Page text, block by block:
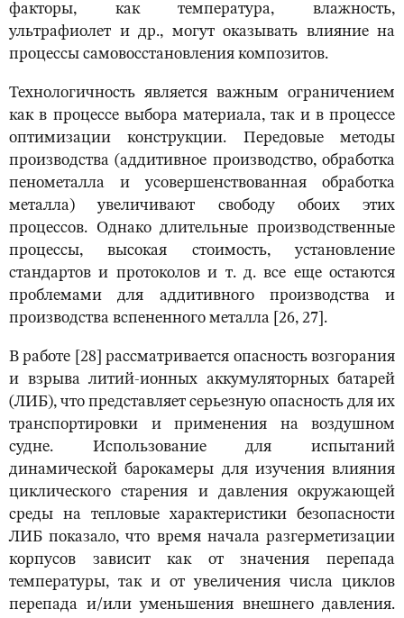
факторы, как температура, влажность,
ультрафиолет и др., могут оказывать влияние на
процессы самовосстановления композитов.
Технологичность является важным ограничением
как в процессе выбора материала, так и в процессе
оптимизации конструкции. Передовые методы
производства (аддитивное производство, обработка
пенометалла и усовершенствованная обработка
металла) увеличивают свободу обоих этих
процессов. Однако длительные производственные
процессы, высокая стоимость, установление
стандартов и протоколов и т. д. все еще остаются
проблемами для аддитивного производства и
производства вспененного металла [26, 27].
В работе [28] рассматривается опасность возгорания
и взрыва литий-ионных аккумуляторных батарей
(ЛИБ), что представляет серьезную опасность для их
транспортировки и применения на воздушном
судне. Использование для испытаний
динамической барокамеры для изучения влияния
циклического старения и давления окружающей
среды на тепловые характеристики безопасности
ЛИБ показало, что время начала разгерметизации
корпусов зависит как от значения перепада
температуры, так и от увеличения числа циклов
перепада и/или уменьшения внешнего давления.